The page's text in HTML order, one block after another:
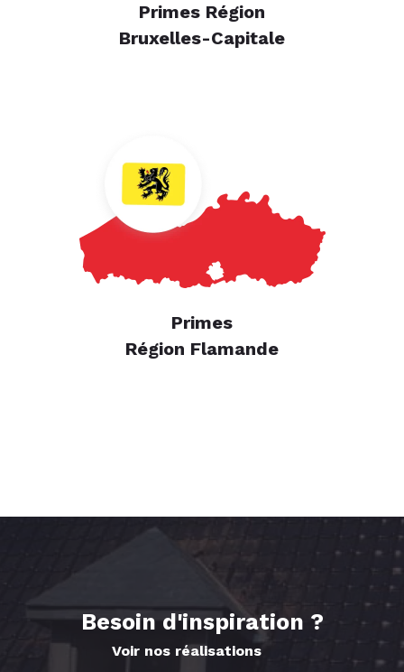
Primes Région
Bruxelles-Capitale
Primes
Région Flamande
Besoin d'inspiration ?
Voir nos réalisations